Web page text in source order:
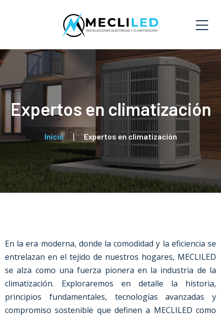
Expertos en climatización
Inicio Expertos en climatización
En la era moderna, donde la comodidad y la eficiencia se
entrelazan en el tejido de nuestros hogares, MECLILED
se alza como una fuerza pionera en la industria de la
climatización. Exploraremos en detalle la historia,
principios fundamentales, tecnologías avanzadas y
compromiso sostenible que definen a MECLILED como